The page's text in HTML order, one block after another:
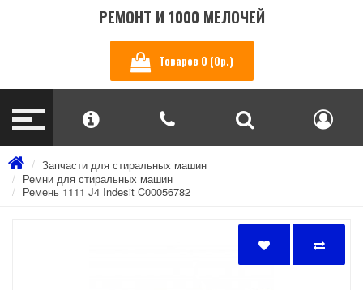
РЕМОНТ И 1000 МЕЛОЧЕЙ
Товаров 0 (0р.)
Запчасти для стиральных машин
Ремни для стиральных машин
Ремень 1111 J4 Indesit C00056782